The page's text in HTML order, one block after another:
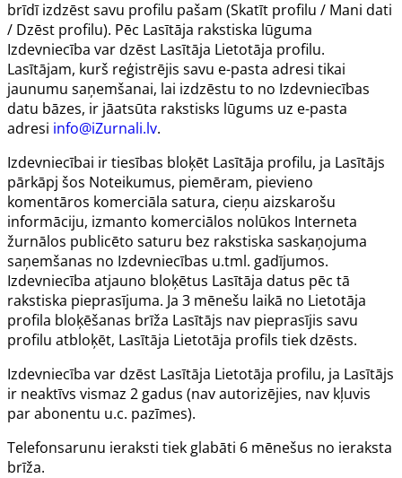
brīdī izdzēst savu profilu pašam (Skatīt profilu / Mani dati
/ Dzēst profilu). Pēc Lasītāja rakstiska lūguma
Izdevniecība var dzēst Lasītāja Lietotāja profilu.
Lasītājam, kurš reģistrējis savu e-pasta adresi tikai
jaunumu saņemšanai, lai izdzēstu to no Izdevniecības
datu bāzes, ir jāatsūta rakstisks lūgums uz e-pasta
adresi info@iZurnali.lv.
Izdevniecībai ir tiesības bloķēt Lasītāja profilu, ja Lasītājs
pārkāpj šos Noteikumus, piemēram, pievieno
komentāros komerciāla satura, cieņu aizskarošu
informāciju, izmanto komerciālos nolūkos Interneta
žurnālos publicēto saturu bez rakstiska saskaņojuma
saņemšanas no Izdevniecības u.tml. gadījumos.
Izdevniecība atjauno bloķētus Lasītāja datus pēc tā
rakstiska pieprasījuma. Ja 3 mēnešu laikā no Lietotāja
profila bloķēšanas brīža Lasītājs nav pieprasījis savu
profilu atbloķēt, Lasītāja Lietotāja profils tiek dzēsts.
Izdevniecība var dzēst Lasītāja Lietotāja profilu, ja Lasītājs
ir neaktīvs vismaz 2 gadus (nav autorizējies, nav kļuvis
par abonentu u.c. pazīmes).
Telefonsarunu ieraksti tiek glabāti 6 mēnešus no ieraksta
brīža.